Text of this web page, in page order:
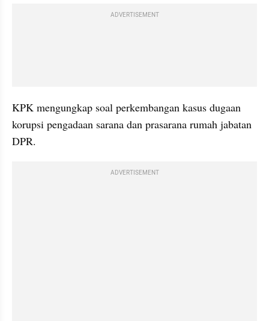
ADVERTISEMENT
KPK mengungkap soal perkembangan kasus dugaan
korupsi pengadaan sarana dan prasarana rumah jabatan
DPR.
ADVERTISEMENT